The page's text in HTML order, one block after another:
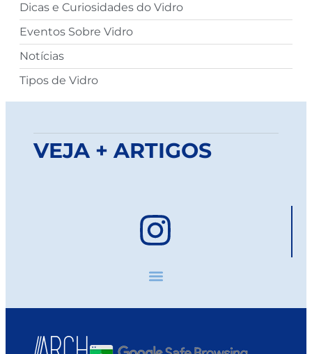
Dicas e Curiosidades do Vidro
Eventos Sobre Vidro
Notícias
Tipos de Vidro
VEJA + ARTIGOS